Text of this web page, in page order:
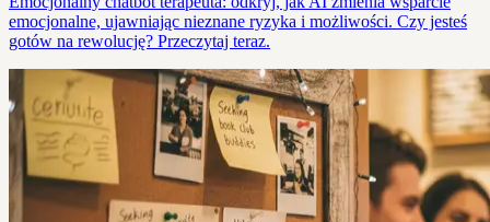
emocjonalne, ujawniając nieznane ryzyka i możliwości. Czy jesteś
gotów na rewolucję? Przeczytaj teraz.